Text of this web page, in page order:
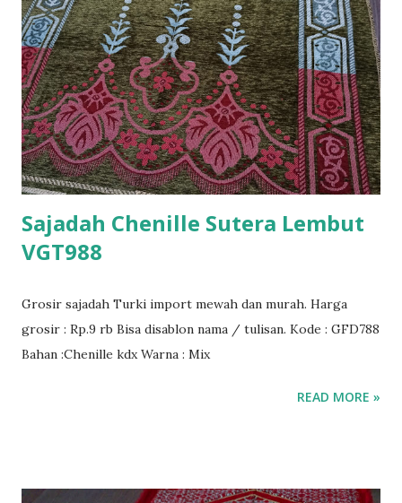
Sajadah Chenille Sutera Lembut
VGT988
Grosir sajadah Turki import mewah dan murah. Harga
grosir : Rp.9 rb Bisa disablon nama / tulisan. Kode : GFD788
Bahan :Chenille kdx Warna : Mix
READ MORE »